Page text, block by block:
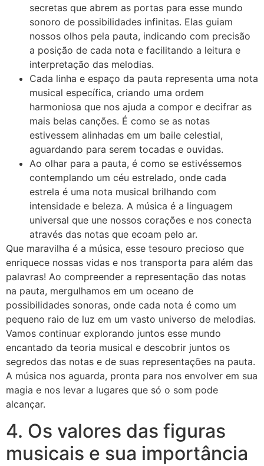
secretas que abrem as portas para esse mundo
sonoro de possibilidades infinitas. Elas guiam
nossos olhos pela pauta, indicando com precisão
a posição de cada nota e facilitando a leitura e
interpretação das melodias.
Cada linha e espaço da pauta representa uma nota
musical específica, criando uma ordem
harmoniosa que nos ajuda a compor e decifrar as
mais belas canções. É como se as notas
estivessem alinhadas em um baile celestial,
aguardando para serem tocadas e ouvidas.
Ao olhar para a pauta, é como se estivéssemos
contemplando um céu estrelado, onde cada
estrela é uma nota musical brilhando com
intensidade e beleza. A música é a linguagem
universal que une nossos corações e nos conecta
através das notas que ecoam pelo ar.
Que maravilha é a música, esse tesouro precioso que
enriquece nossas vidas e nos transporta para além das
palavras! Ao compreender a representação das notas
na pauta, mergulhamos em um oceano de
possibilidades sonoras, onde cada nota é como um
pequeno raio de luz em um vasto universo de melodias.
Vamos continuar explorando juntos esse mundo
encantado da teoria musical e descobrir juntos os
segredos das notas e de suas representações na pauta.
A música nos aguarda, pronta para nos envolver em sua
magia e nos levar a lugares que só o som pode
alcançar.
4. Os valores das figuras
musicais e sua importância